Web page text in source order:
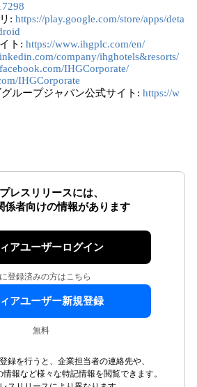
: https://play.google.com/store/apps/deta
ト: https://www.ihgplc.com/en/
company/ihghotels&resorts/
IHGCorporate/
IHGCorporate
ループジャパン公式サイト: https://w
レスリリースには、
係者向けの情報があります
アユーザーログイン
登録済みの方はこちら
アユーザー新規登録
無料
録を行うと、企業担当者の連絡先や、
報など様々な特記情報を閲覧できます。